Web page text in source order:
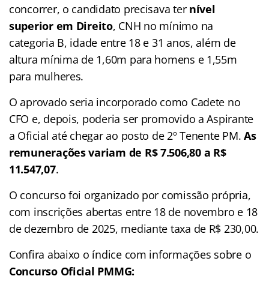
concorrer, o candidato precisava ter nível
superior em Direito, CNH no mínimo na
categoria B, idade entre 18 e 31 anos, além de
altura mínima de 1,60m para homens e 1,55m
para mulheres.
O aprovado seria incorporado como Cadete no
CFO e, depois, poderia ser promovido a Aspirante
a Oficial até chegar ao posto de 2º Tenente PM.As
remunerações variam de R$ 7.506,80 a R$
11.547,07.
O concurso foi organizado por comissão própria,
com inscrições abertas entre 18 de novembro e 18
de dezembro de 2025, mediante taxa de R$ 230,00.
Confira abaixo o índicecom informações sobre o
Concurso Oficial PMMG: